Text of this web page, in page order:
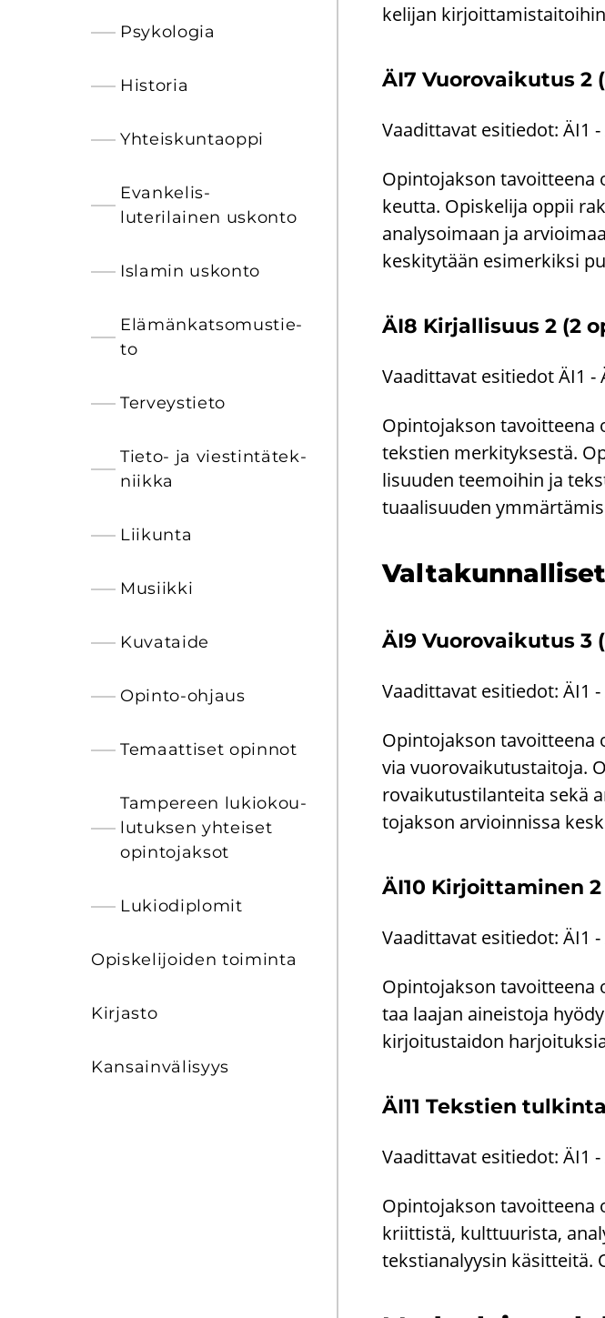
Psy­ko­lo­gia
His­to­ria
Yh­teis­kun­taop­pi
Evankelis-​
luterilainen us­kon­to
Is­la­min us­kon­to
Elä­män­kat­so­mus­tie­
to
Ter­veys­tie­to
Tieto-​ ja vies­tin­tä­tek­
niik­ka
Lii­kun­ta
Musiik­ki
Ku­va­tai­de
Opinto-​ohjaus
Te­maat­ti­set opin­not
Tam­pe­reen lu­kio­kou­
lu­tuk­sen yh­tei­set
opin­to­jak­sot
Lu­kio­diplo­mit
Opis­ke­li­joi­den toi­min­ta
Kir­jas­to
Kan­sain­vä­li­syys
ke­li­jan
ÄI7 Vuo­ro­vai­ku­tus 2
Vaa­dit­ta­vat esi­tie­dot: ÄI1 -
Opin­to­jak­son
keut­ta. Opis­ke­li­ja oppii
ana­ly­soi­maan ja
kes­ki­ty­tään esi­mer­kik­si
ÄI8 Kir­jal­li­suus 2 (2
Vaa­dit­ta­vat esi­tie­dot ÄI1 -
Opin­to­jak­son
teks­tien mer­ki­tyk­ses­tä.
li­suu­den tee­moi­hin ja
tu­aa­li­suu­den
ÄI9 Vuo­ro­vai­ku­tus 3
Vaa­dit­ta­vat esi­tie­dot: ÄI1 -
Opin­to­jak­son
via vuo­ro­vai­ku­tus­tai­to­ja.
ro­vai­ku­tus­ti­lan­tei­ta sekä
to­jak­son ar­vioin­nis­sa
ÄI10 Kir­joit­ta­mi­nen 2
Vaa­dit­ta­vat esi­tie­dot: ÄI1 -
Opin­to­jak­son ta­voit­tee­na
taa laa­jan ai­neis­to­ja
kir­joi­tus­tai­don
ÄI11 Teks­tien
Vaa­dit­ta­vat esi­tie­dot: ÄI1 -
Opin­to­jak­son ta­voit­tee­na
kriit­tis­tä, kult­tuu­ris­ta,
teks­tia­na­lyy­sin kä­sit­tei­tä.